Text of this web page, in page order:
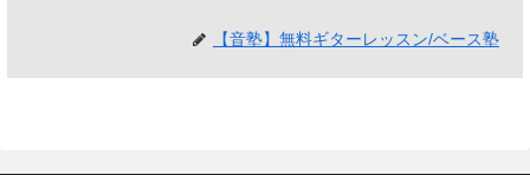
【音塾】無料ギターレッスン/ベース塾